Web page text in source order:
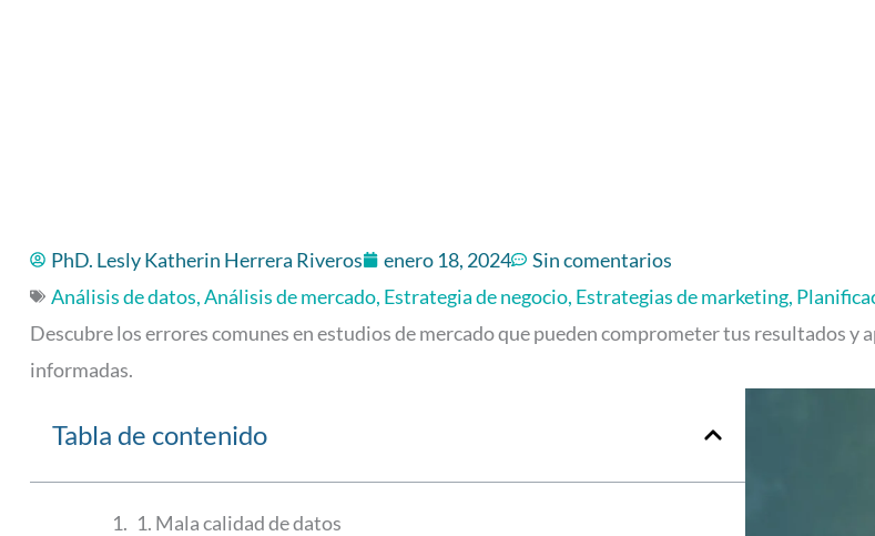
PhD. Lesly Katherin Herrera Riveros enero 18, 2024
Sin comentarios
Análisis de datos,Análisis de mercado, Estrategia de negocio, Estrategias de marketing,
Descubre los errores comunes en estudios de mercado que pueden comprometer tus resultados
informadas.
Tabla de contenido
1. Mala calidad de datos